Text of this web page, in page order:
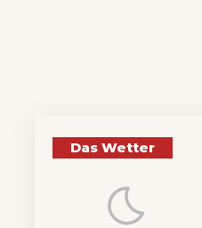
Das Wetter